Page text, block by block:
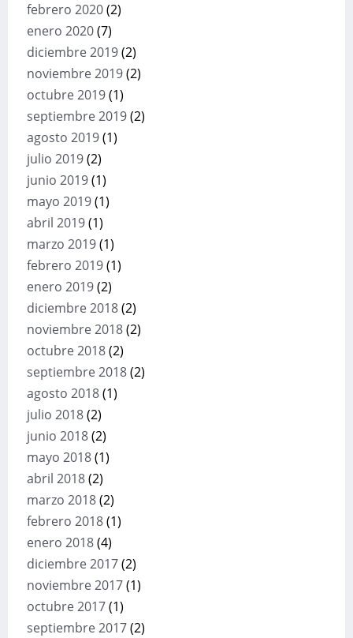
febrero 2020(2)
enero 2020(7)
diciembre 2019(2)
noviembre 2019(2)
octubre 2019(1)
septiembre 2019(2)
agosto 2019(1)
julio 2019(2)
junio 2019(1)
mayo 2019(1)
abril 2019(1)
marzo 2019(1)
febrero 2019(1)
enero 2019(2)
diciembre 2018(2)
noviembre 2018(2)
octubre 2018(2)
septiembre 2018(2)
agosto 2018(1)
julio 2018(2)
junio 2018(2)
mayo 2018(1)
abril 2018(2)
marzo 2018(2)
febrero 2018(1)
enero 2018(4)
diciembre 2017(2)
noviembre 2017(1)
octubre 2017(1)
septiembre 2017(2)